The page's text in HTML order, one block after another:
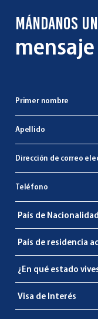
MÁNDANOS UN
mensaje